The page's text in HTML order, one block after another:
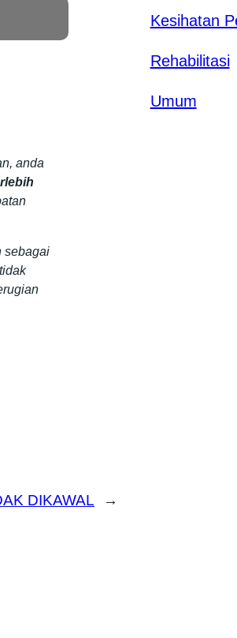
anda
sebagai
DIKAWAL →
Kesihatan
Rehabilitasi
Umum